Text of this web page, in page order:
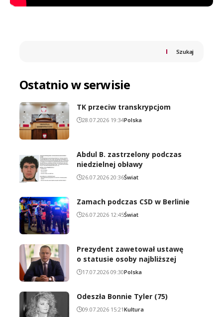
Szukaj
Ostatnio w serwisie
TK przeciw transkrypcjom
28.07.2026 19:34Polska
Abdul B. zastrzelony podczas
niedzielnej obławy
26.07.2026 20:36Świat
Zamach podczas CSD w Berlinie
26.07.2026 12:45Świat
Prezydent zawetował ustawę
o statusie osoby najbliższej
17.07.2026 09:30Polska
Odeszła Bonnie Tyler (75)
09.07.2026 15:21Kultura